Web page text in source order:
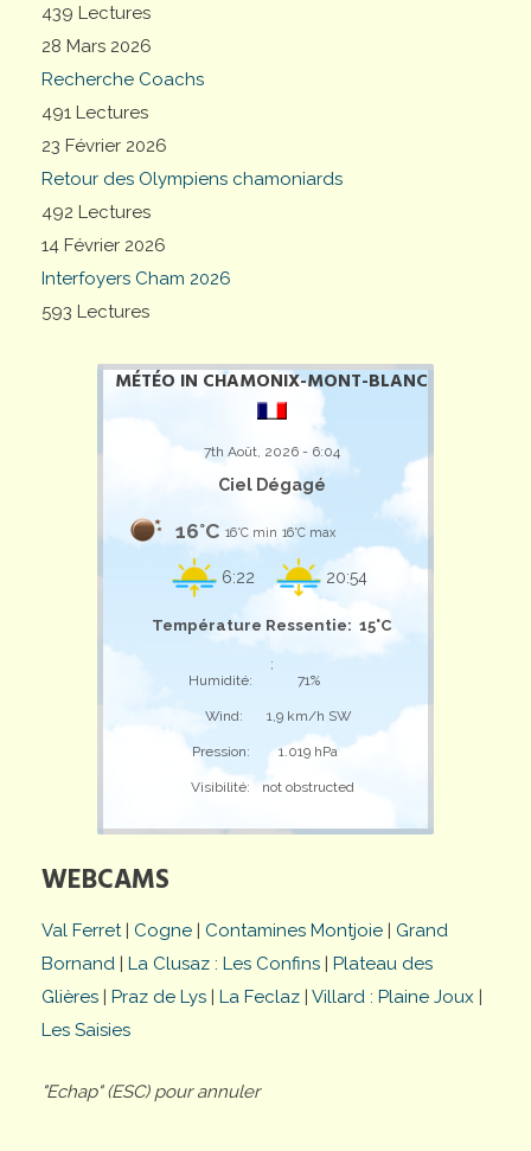
439 Lectures
28 Mars 2026
Recherche Coachs
491 Lectures
23 Février 2026
Retour des Olympiens chamoniards
492 Lectures
14 Février 2026
Interfoyers Cham 2026
593 Lectures
MÉTÉO IN CHAMONIX-MONT-BLANC
7th Août, 2026 - 6:04
Ciel Dégagé
16°C 16°C min 16°C max
6:22 20:54
Température Ressentie: 15°C
;
Humidité:
71%
Wind: 1,9 km/h SW
Pression: 1.019 hPa
Visibilité: not obstructed
WEBCAMS
Val Ferret| Cogne | Contamines Montjoie | Grand
Bornand | La Clusaz : Les Confins | Plateau des
Glières | Praz de Lys | La Feclaz | Villard : Plaine Joux |
Les Saisies
"Echap" (ESC) pour annuler